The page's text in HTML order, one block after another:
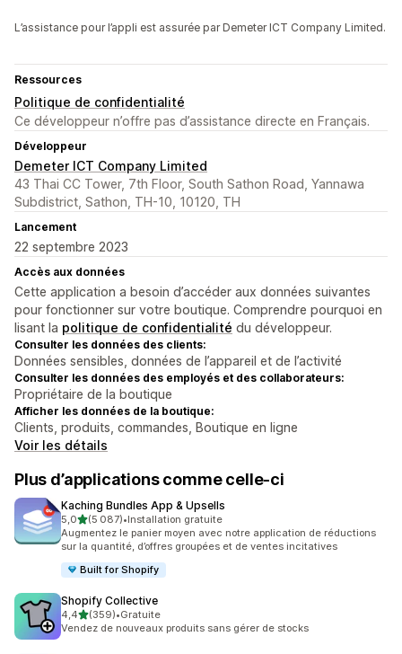
L’assistance pour l’appli est assurée par Demeter ICT Company Limited.
Ressources
Politique de confidentialité
Ce développeur n’offre pas d’assistance directe en Français.
Développeur
Demeter ICT Company Limited
43 Thai CC Tower, 7th Floor, South Sathon Road, Yannawa
Subdistrict, Sathon, TH-10, 10120, TH
Lancement
22 septembre 2023
Accès aux données
Cette application a besoin d’accéder aux données suivantes
pour fonctionner sur votre boutique. Comprendre pourquoi en
lisant la politique de confidentialité du développeur.
Consulter les données des clients:
Données sensibles, données de l’appareil et de l’activité
Consulter les données des employés et des collaborateurs:
Propriétaire de la boutique
Afficher les données de la boutique:
Clients, produits, commandes, Boutique en ligne
Voir les détails
Plus d’applications comme celle-ci
Kaching Bundles App & Upsells
5,0étoile(s) sur 5
(5 087)
5087 avis au total
•Installation gratuite
Augmentez le panier moyen avec notre application de réductions
sur la quantité, d’offres groupées et de ventes incitatives
Built for Shopify
Shopify Collective
4,4étoile(s) sur 5
(359)
359 avis au total
•Gratuite
Vendez de nouveaux produits sans gérer de stocks